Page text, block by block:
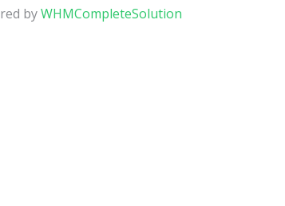
byWHMCompleteSolution